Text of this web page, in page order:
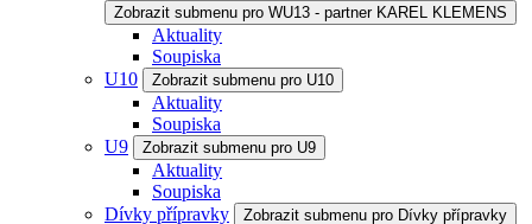
Zobrazit submenu pro WU13 - partner KAREL KLEMENS
Aktuality
Soupiska
U10
Zobrazit submenu pro U10
Aktuality
Soupiska
U9
Zobrazit submenu pro U9
Aktuality
Soupiska
Dívky přípravky
Zobrazit submenu pro Dívky přípravky